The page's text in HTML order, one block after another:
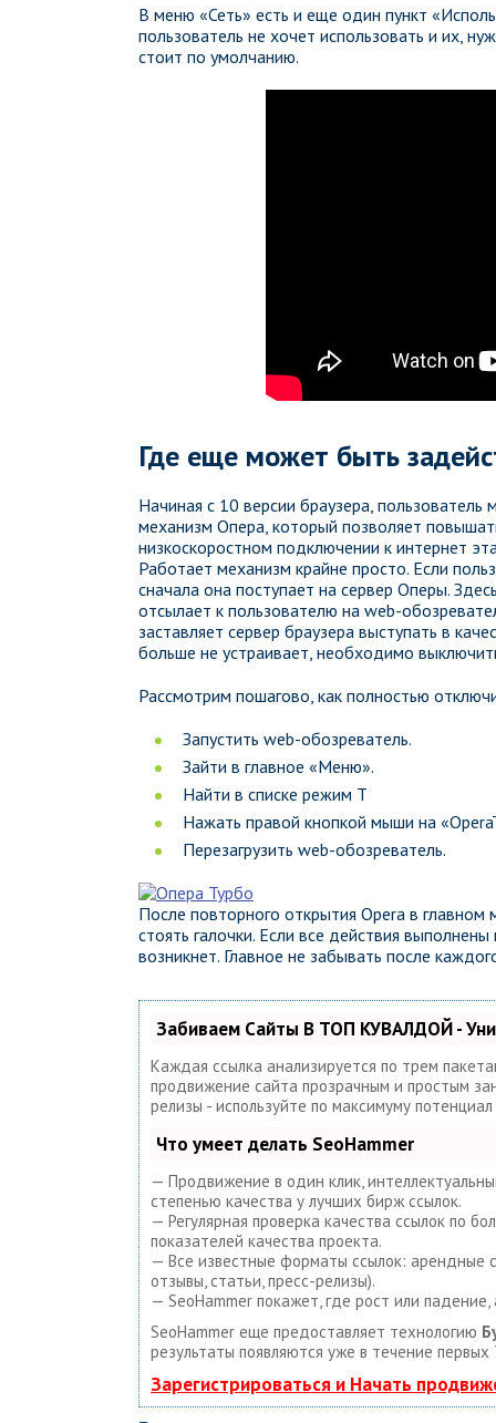
В меню «Сеть» есть и еще один пункт
пользователь не хочет использовать и их,
стоит по умолчанию.
Где еще может быть
Начиная с 10 версии браузера,
механизм Опера, который позволяет
низкоскоростном подключении к интернет
Работает механизм крайне просто. Если
сначала она поступает на сервер Оперы.
отсылает к пользователю на web-
заставляет сервер браузера выступать в
больше не устраивает, необходимо
Рассмотрим пошагово, как полностью
Запустить web-обозреватель.
Зайти в главное «Меню».
Найти в списке режим T
Нажать правой кнопкой мыши на
Перезагрузить web-обозреватель.
После повторного открытия Opera в
стоять галочки. Если все действия
возникнет. Главное не забывать после
Забиваем Сайты В ТОП КУВАЛДОЙ -
Каждая ссылка анализируется по трем
продвижение сайта прозрачным и простым
релизы - используйте по максимуму
Что умеет делать SeoHammer
— Продвижение в один клик,
степенью качества у лучших бирж ссылок.
— Регулярная проверка качества ссылок по
показателей качества проекта.
— Все известные форматы ссылок: арендные
отзывы, статьи, пресс-релизы).
— SeoHammer покажет, где рост или
SeoHammer еще предоставляет технологию
результаты появляются уже в течение первых
Зарегистрироваться и Начать